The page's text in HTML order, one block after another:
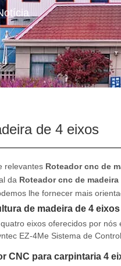
de 4 eixos
relevantes Roteador cnc de
da Roteador cnc de madeira
lhe fornecer mais
de madeira de 4
eixos oferecidos por
EZ-4Me Sistema de
CNC para carpintaria 4